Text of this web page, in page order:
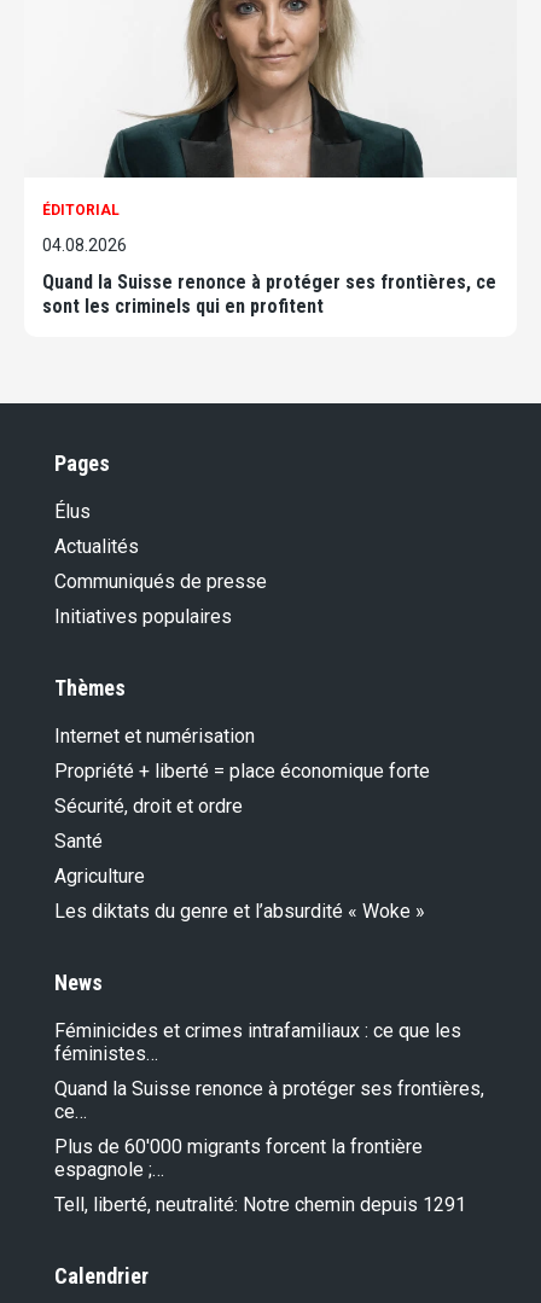
ÉDITORIAL
04.08.2026
Quand la Suisse renonce à protéger ses frontières, ce
sont les criminels qui en profitent
Pages
Élus
Actualités
Communiqués de presse
Initiatives populaires
Thèmes
Internet et numérisation
Propriété + liberté = place économique forte
Sécurité, droit et ordre
Santé
Agriculture
Les diktats du genre et l’absurdité « Woke »
News
Féminicides et crimes intrafamiliaux : ce que les
féministes…
Quand la Suisse renonce à protéger ses frontières,
ce…
Plus de 60'000 migrants forcent la frontière
espagnole ;…
Tell, liberté, neutralité: Notre chemin depuis 1291
Calendrier